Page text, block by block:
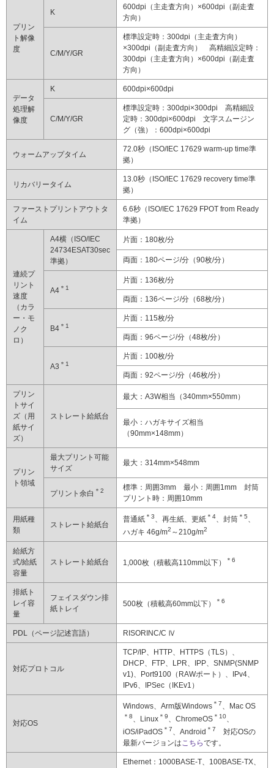
プリン
ト解像
度
K
600dpi（主走査方向）×600dpi（副走査
方向）
C/M/Y/GR
標準設定時：300dpi（主走査方向）
×300dpi（副走査方向） 高精細設定時：
300dpi（主走査方向）×600dpi（副走査
方向）
データ
処理解
像度
K 600dpi×600dpi
C/M/Y/GR
標準設定時：300dpi×300dpi 高精細設
定時：300dpi×600dpi 文字スムージン
グ（強）：600dpi×600dpi
ウォームアップタイム
72.0秒（ISO/IEC 17629 warm-up time準
拠）
リカバリータイム
13.0秒（ISO/IEC 17629 recovery time準
拠）
ファーストプリントアウトタ
イム
6.6秒（ISO/IEC 17629 FPOT from Ready
準拠）
連続プ
リント
速度
（カラ
ー・モ
ノク
ロ）
A4横（ISO/IEC
24734ESAT30sec
準拠）
片面：180枚/分
両面：180ページ/分（90枚/分）
A4 ＊1
片面：136枚/分
両面：136ページ/分（68枚/分）
B4 ＊1
片面：115枚/分
両面：96ページ/分（48枚/分）
A3 ＊1
片面：100枚/分
両面：92ページ/分（46枚/分）
プリン
トサイ
ズ（用
紙サイ
ズ）
ストレート給紙台
最大：A3W相当（340mm×550mm）
最小：ハガキサイズ相当
（90mm×148mm）
プリン
ト領域
最大プリント可能
サイズ
最大：314mm×548mm
プリント余白 ＊2
標準：周囲3mm 最小：周囲1mm 封筒
プリント時：周囲10mm
用紙種
類
ストレート給紙台
普通紙 ＊3、再生紙、更紙 ＊4、封筒 ＊5、
ハガキ 46g/m2 ～210g/m2
給紙方
式/給紙
容量
ストレート給紙台 1,000枚（積載高110mm以下） ＊6
排紙ト
レイ容
量
フェイスダウン排
紙トレイ
500枚（積載高60mm以下） ＊6
PDL（ページ記述言語） RISORINC/C Ⅳ
対応プロトコル
TCP/IP、HTTP、HTTPS（TLS）、
DHCP、FTP、LPR、IPP、SNMP(SNMP
v1)、Port9100（RAWポート）、IPv4、
IPv6、IPSec（IKEv1）
対応OS
Windows、Arm版Windows ＊7、Mac OS
＊8、Linux ＊9、ChromeOS ＊10、
iOS/iPadOS ＊7、Android ＊7
対応OSの
最新バージョンはこちらです。
Ethernet：1000BASE-T、100BASE-TX、